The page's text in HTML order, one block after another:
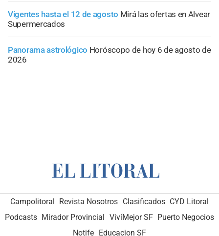
Vigentes hasta el 12 de agosto Mirá las ofertas en Alvear
Supermercados
Panorama astrológico Horóscopo de hoy 6 de agosto de
2026
Campolitoral Revista Nosotros Clasificados CYD Litoral
Podcasts Mirador Provincial VivíMejor SF Puerto Negocios
Notife Educacion SF